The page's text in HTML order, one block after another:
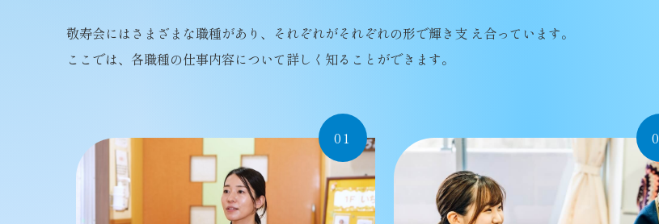
敬寿会にはさまざまな職種があり、それぞれがそれぞれの形で輝き支 え合っています。
ここでは、各職種の仕事内容について詳しく知ることができます。
01